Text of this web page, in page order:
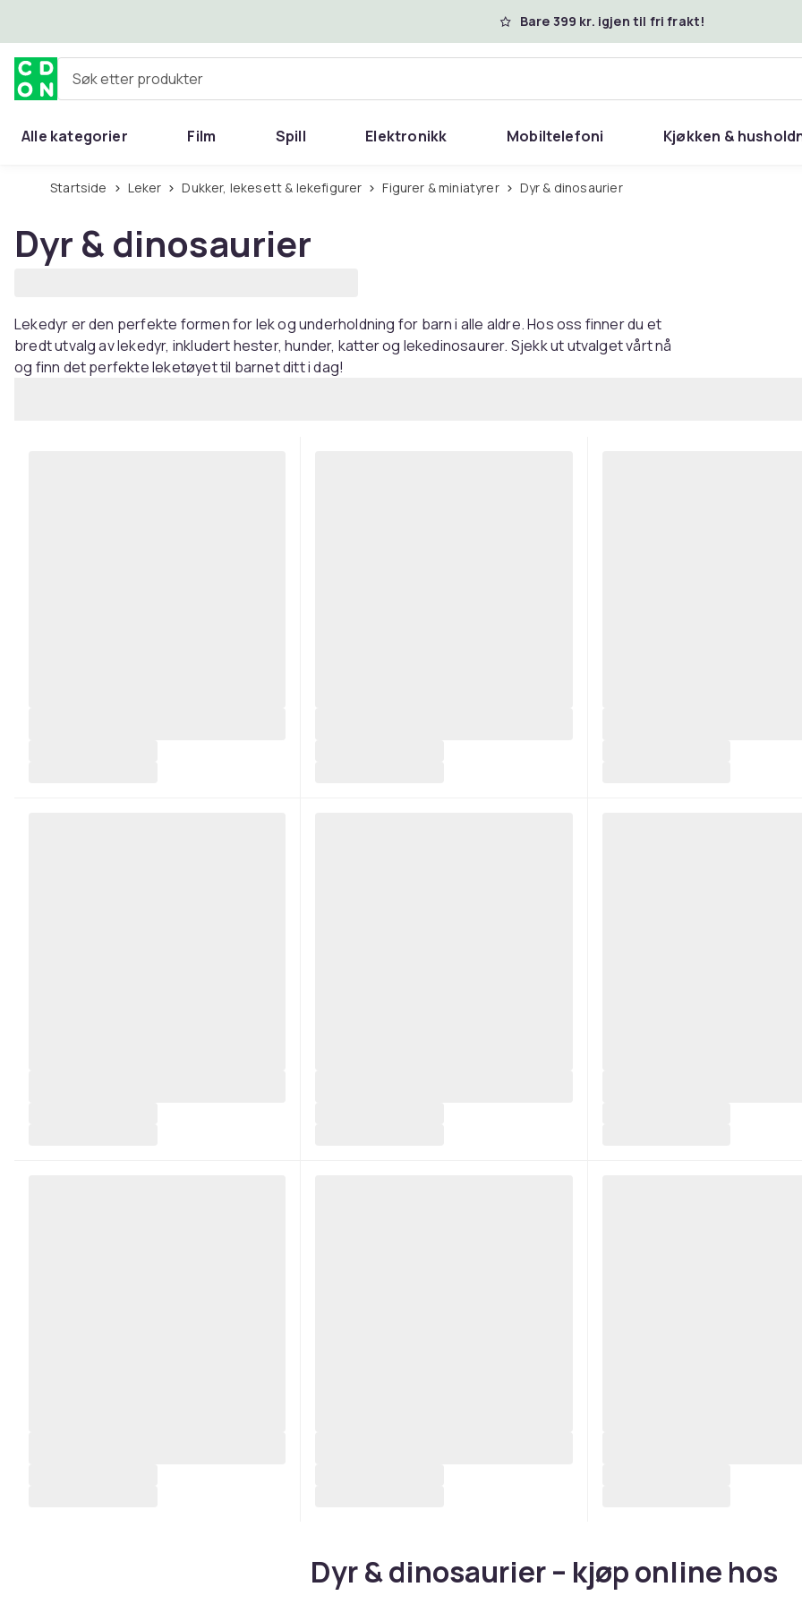
Bare 399 kr. igjen til fri frakt!
Søk etter produkter
Alle kategorier Film Spill Elektronikk Mobiltelefoni Kjøkken &
Startside Leker Dukker, lekesett & lekefigurer Figurer & miniatyrer Dyr & dinosaurier
Dyr & dinosaurier
Lekedyr er den perfekte formen for lek og underholdning for barn i alle aldre. Hos oss finner du et
bredt utvalg av lekedyr, inkludert hester, hunder, katter og lekedinosaurer. Sjekk ut utvalget vårt nå
og finn det perfekte leketøyet til barnet ditt i dag!
Dyr & dinosaurier – kjøp online hos